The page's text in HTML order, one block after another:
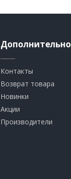
Дополнительно
Контакты
Возврат товара
Новинки
Акции
Производители